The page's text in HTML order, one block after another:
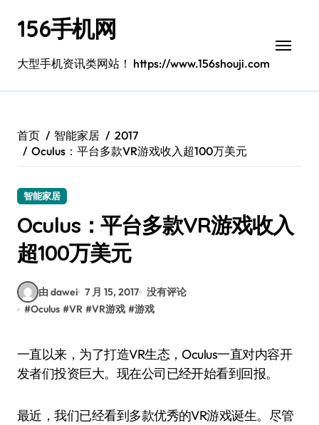
156手机网
大型手机资讯类网站！ https://www.156shouji.com
首页 智能家居
2017
Oculus：平台多款VR游戏收入超100万美元
智能家居
Oculus：平台多款VR游戏收入
超100万美元
由 dawei 7 月 15, 2017 没有评论
#Oculus #VR #VR游戏 #游戏
一直以来，为了打造VR生态，Oculus一直对内容开
发者们投资巨大。现在公司已经开始看到回报。
最近，我们已经看到多款优秀的VR游戏诞生。尽管